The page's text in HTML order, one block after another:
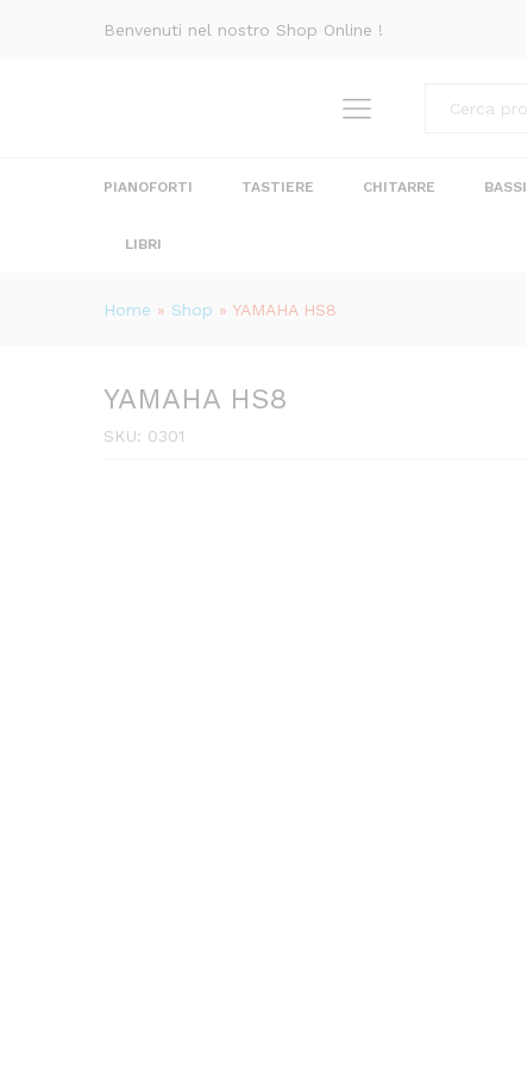
Benvenuti nel nostro Shop Online !
Categorie
PIANOFORTI TASTIERE CHITARRE BASSI
LIBRI
Home » Shop » YAMAHA HS8
YAMAHA HS8
SKU: 0301
YAMAHA HS8